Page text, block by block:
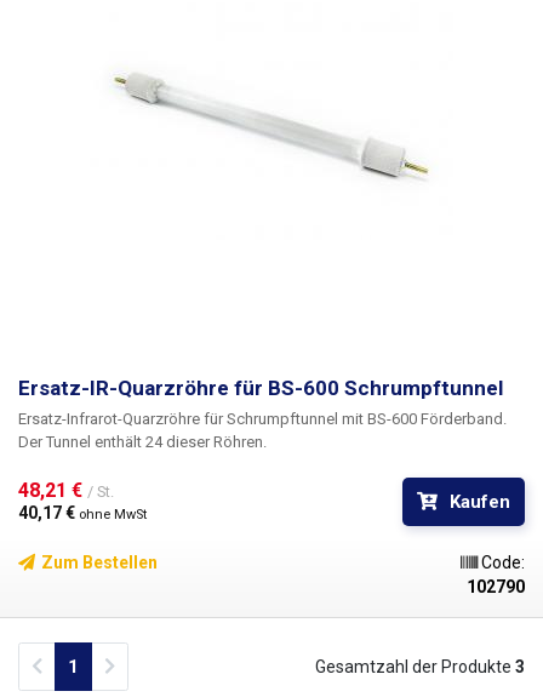
Ersatz-IR-Quarzröhre für BS-600 Schrumpftunnel
Ersatz-Infrarot-Quarzröhre für Schrumpftunnel mit BS-600 Förderband.
Der Tunnel enthält 24 dieser Röhren.
48,21 € / St.
40,17 € ohne MwSt
Kaufen
Zum Bestellen
Code:
102790
Previous
1 Gesamtzahl der Produkte 3